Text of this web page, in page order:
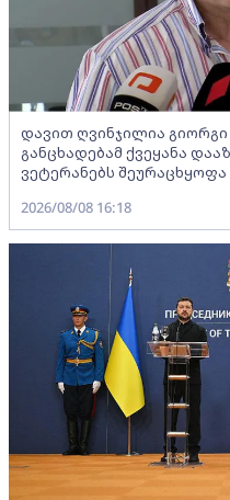
დავით ღვინჯილია გიორგი
განცხადებამ ქვეყანა
ვეტერანებს შეურაცხყოფა
2026/08/08 16:18